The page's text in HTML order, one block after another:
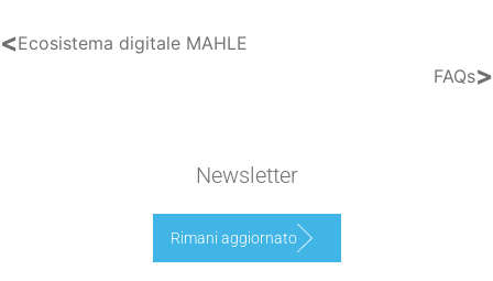
<Ecosistema digitale MAHLE
FAQs>
Newsletter
Rimani aggiornato